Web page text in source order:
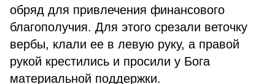
обряд для привлечения финансового
благополучия. Для этого срезали веточку
вербы, клали ее в левую руку, а правой
рукой крестились и просили у Бога
материальной поддержки.